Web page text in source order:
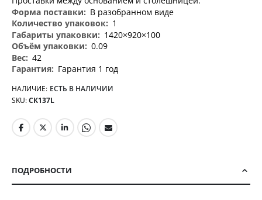
В разобранном виде
1
1420×920×100
0.09
42
Гарантия 1 год
НАЛИЧИЕ: ЕСТЬ В НАЛИЧИИ
SKU СК137L
ПОДРОБНОСТИ